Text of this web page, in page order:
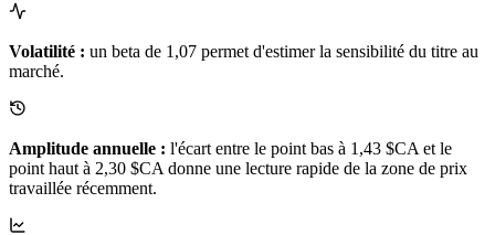
Volatilité : un beta de 1,07 permet d'estimer la sensibilité du titre au
marché.
Amplitude annuelle : l'écart entre le point bas à 1,43 $CA et le
point haut à 2,30 $CA donne une lecture rapide de la zone de prix
travaillée récemment.